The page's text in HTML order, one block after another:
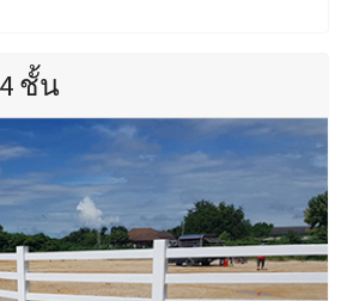
ชั้น